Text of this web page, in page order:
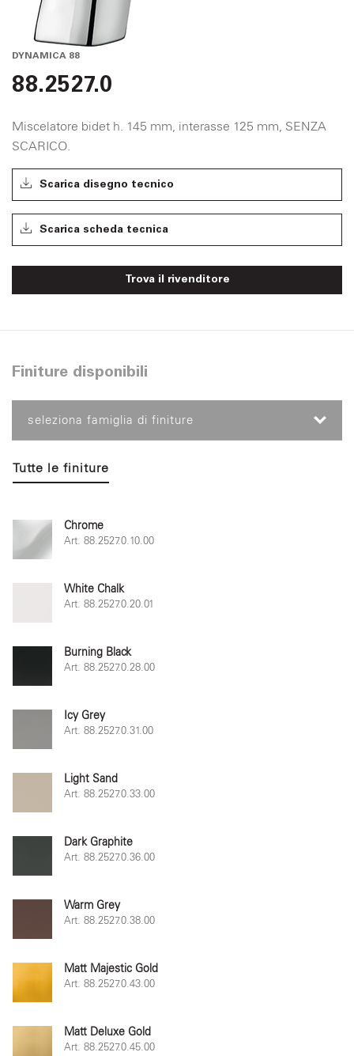
DYNAMICA 88
88.2527.0
Miscelatore bidet h. 145 mm, interasse 125 mm, SENZA
SCARICO.
Scarica disegno tecnico
Scarica scheda tecnica
Trova il rivenditore
Finiture disponibili
seleziona famiglia di finiture
Tutte le finiture
Chrome
Art. 88.2527.0.10.00
White Chalk
Art. 88.2527.0.20.01
Burning Black
Art. 88.2527.0.28.00
Icy Grey
Art. 88.2527.0.31.00
Light Sand
Art. 88.2527.0.33.00
Dark Graphite
Art. 88.2527.0.36.00
Warm Grey
Art. 88.2527.0.38.00
Matt Majestic Gold
Art. 88.2527.0.43.00
Matt Deluxe Gold
Art. 88.2527.0.45.00